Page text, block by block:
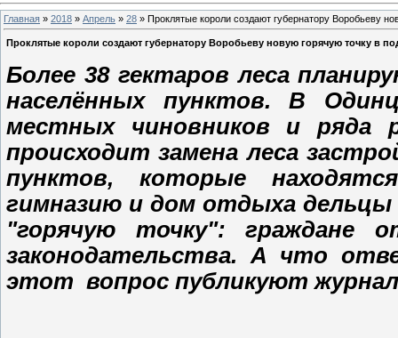
Главная » 2018 » Апрель » 28 » Проклятые короли создают губернатору Воробьеву
Проклятые короли создают губернатору Воробьеву новую горячую точку в
Более 38 гектаров леса
населённых пунктов. В
местных чиновников и ряда
происходит замена леса
пунктов, которые
гимназию и дом отдыха дельцы
"горячую точку": граждане
законодательства. А что
этот вопрос публикуют